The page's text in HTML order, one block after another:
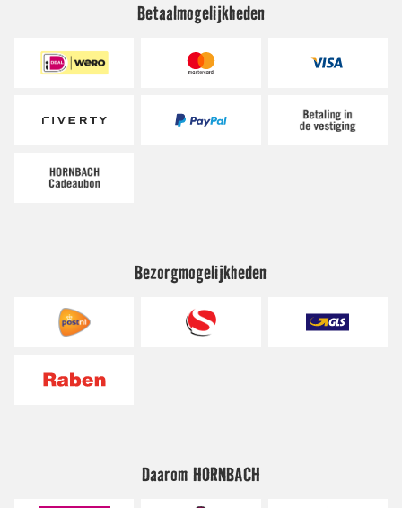
Betaalmogelijkheden
Bezorgmogelijkheden
Daarom HORNBACH